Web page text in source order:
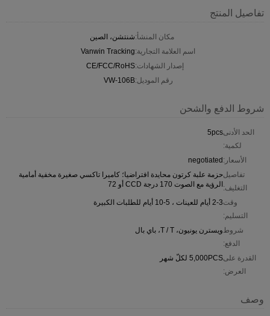
تفاصيل المنتج
مكان المنشأ:شنتشن، الصين
اسم العلامة التجارية:Vanwin Tracking
إصدار الشهادات:CE/FCC/RoHS
رقم الموديل:VW-106B
شروط الدفع والشحن
الحد الأدنى
لكمية:
5pcs
الأسعار:negotiated
تفاصيل
التغليف:
حزمة علبة كرتون محايدة افتراضيا؛ كاميرا تاكسي صغيرة مخفية أمامية
الرؤية مع الصوت 170 درجة CCD أو 72
وقت
التسليم:
2-3 أيام للعينات ، 5-10 أيام للطلبات الكبيرة
شروط
الدفع:
ويسترن يونيون، T / T، باي بال
القدرة على
العرض:
5,000PCS لكلّ شهر
وصف